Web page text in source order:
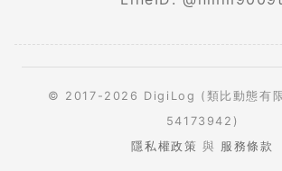
© 2017-2026 DigiLog (類比動態有限
54173942)
隱私權政策 與 服務條款